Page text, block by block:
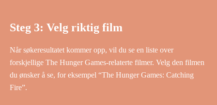
Steg 3: Velg riktig film
Når søkeresultatet kommer opp, vil du se en liste over
forskjellige The Hunger Games-relaterte filmer. Velg den filmen
du ønsker å se, for eksempel “The Hunger Games: Catching
Fire”.